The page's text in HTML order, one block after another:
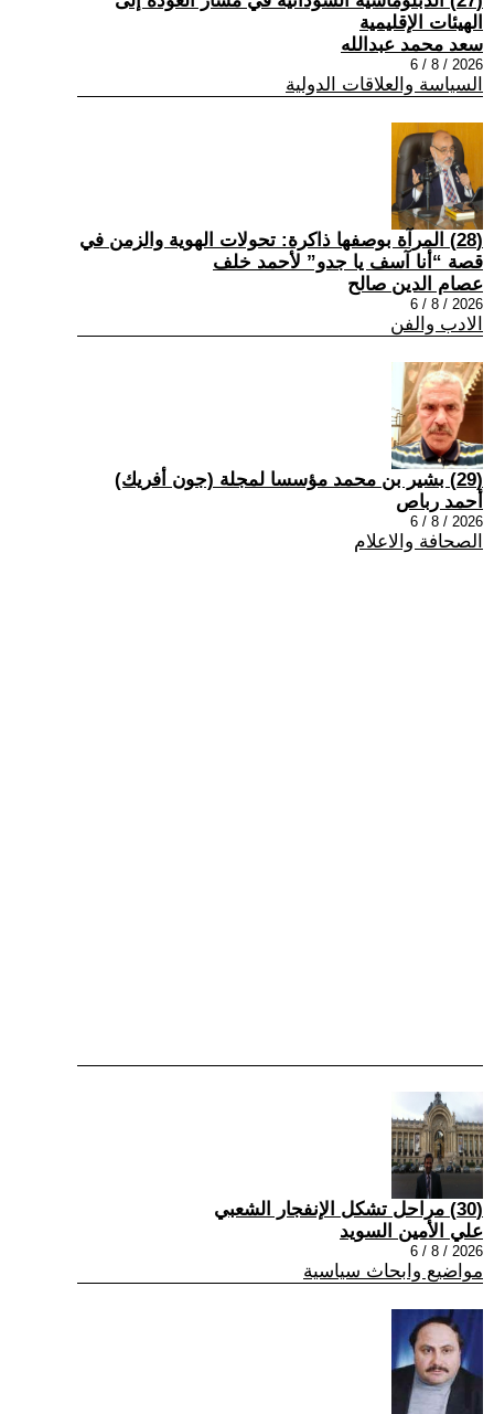
الهيئات الإقليمية
سعد محمد عبدالله
2026 / 8 / 6
السياسة والعلاقات الدولية
(28) المرآة بوصفها ذاكرة: تحولات الهوية والزمن في
قصة “أنا آسف يا جدو” لأحمد خلف
عصام الدين صالح
2026 / 8 / 6
الادب والفن
(29) بشير بن محمد مؤسسا لمجلة (جون أفريك)
أحمد رباص
2026 / 8 / 6
الصحافة والاعلام
(30) مراحل تشكل الإنفجار الشعبي
علي الأمين السويد
2026 / 8 / 6
مواضيع وابحاث سياسية